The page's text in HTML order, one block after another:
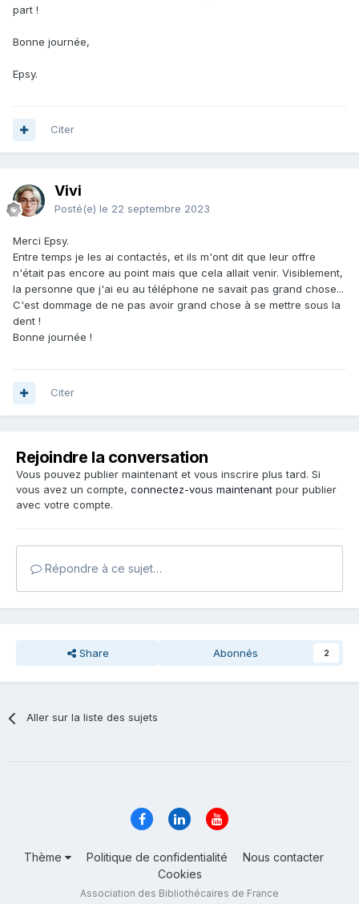
part !
Bonne journée,
Epsy.
Citer
Vivi
Posté(e) le 22 septembre 2023
Merci Epsy.
Entre temps je les ai contactés, et ils m'ont dit que leur offre
n'était pas encore au point mais que cela allait venir. Visiblement,
la personne que j'ai eu au téléphone ne savait pas grand chose...
C'est dommage de ne pas avoir grand chose à se mettre sous la
dent !
Bonne journée !
Citer
Rejoindre la conversation
Vous pouvez publier maintenant et vous inscrire plus tard. Si
vous avez un compte, connectez-vous maintenant pour publier
avec votre compte.
Répondre à ce sujet…
Share Abonnés 2
Aller sur la liste des sujets
Thème Politique de confidentialité
Nous contacter
Cookies
Association des Bibliothécaires de France